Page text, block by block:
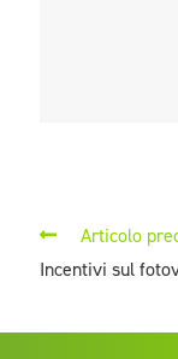
Articolo
Incentivi sul